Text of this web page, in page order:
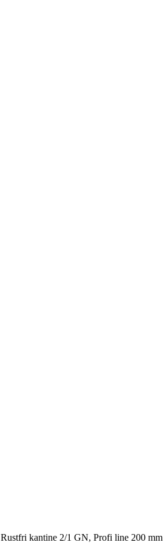
Rustfri kantine 2/1 GN, Profi line 200 mm